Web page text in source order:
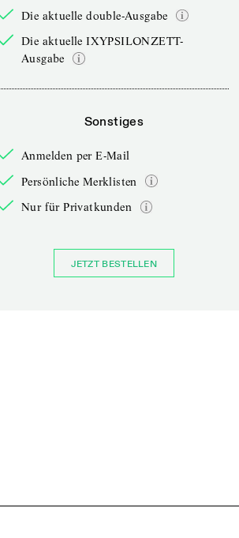
Die aktuelle double-Ausgabe
Die aktuelle IXYPSILONZETT-
Ausgabe
Sonstiges
Anmelden per E-Mail
Persönliche Merklisten
Nur für Privatkunden
JETZT BESTELLEN